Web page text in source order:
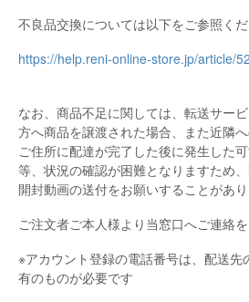
不良品交換については以下をご参照く
https://help.reni-online-store.jp/article/
なお、商品不足に関しては、転送サー
方へ商品を譲渡された場合、また近隣
ご住所に配達が完了した後に発生した
等、状況の確認が困難となりますため
開封動画の送付をお願いすることがあり
ご注文者ご本人様より当窓口へご連絡を
※アカウント登録の電話番号は、配送先
有のものが必要です